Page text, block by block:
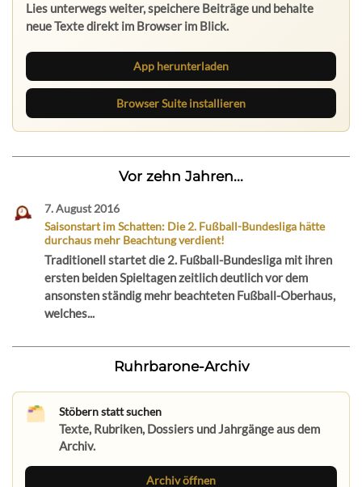
Lies unterwegs weiter, speichere Beiträge und behalte
neue Texte direkt im Browser im Blick.
App herunterladen
Browser Suite installieren
Vor zehn Jahren...
7. August 2016
Saisonstart im Schatten: Die 2. Fußball-Bundesliga hätte
durchaus mehr Beachtung verdient!
Traditionell startet die 2. Fußball-Bundesliga mit ihren
ersten beiden Spieltagen zeitlich deutlich vor dem
ansonsten ständig mehr beachteten Fußball-Oberhaus,
welches...
Ruhrbarone-Archiv
Stöbern statt suchen
Texte, Rubriken, Dossiers und Jahrgänge aus dem
Archiv.
Archiv öffnen